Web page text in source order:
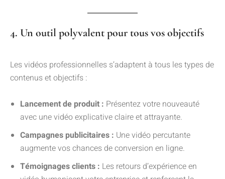
4. Un outil polyvalent pour tous vos objectifs
Les vidéos professionnelles s’adaptent à tous les types de
contenus et objectifs :
Lancement de produit : Présentez votre nouveauté
avec une vidéo explicative claire et attrayante.
Campagnes publicitaires : Une vidéo percutante
augmente vos chances de conversion en ligne.
Témoignages clients : Les retours d’expérience en